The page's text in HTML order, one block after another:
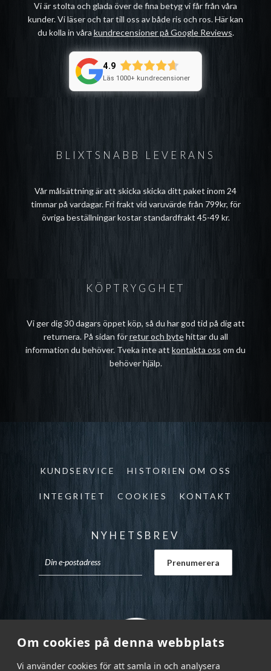
Om cookies på denna webbplats
Vi använder cookies för att samla in och analysera
BLIXTSNABB LEVERANS
Vår målsättning är att skicka skicka ditt paket inom 24
timmar på vardagar. Fri frakt vid varuvärde från 799kr, för
övriga beställningar kostar standardfrakt 45-49 kr.
Vi är stolta och glada över de fina betyg vi får från våra
kunder. Vi läser och tar till oss av både ris och ros. Här kan
du kolla in våra kundrecensioner på Google Reviews.
4.9
Läs 1000+ kundrecensioner
KÖPTRYGGHET
Vi ger dig 30 dagars öppet köp, så du har god tid på dig att
returnera. På sidan förretur och bytehittar du all
information du behöver. Tveka inte att kontakta oss om du
behöver hjälp.
KUNDSERVICE HISTORIEN OM OSS
INTEGRITET COOKIES KONTAKT
NYHETSBREV